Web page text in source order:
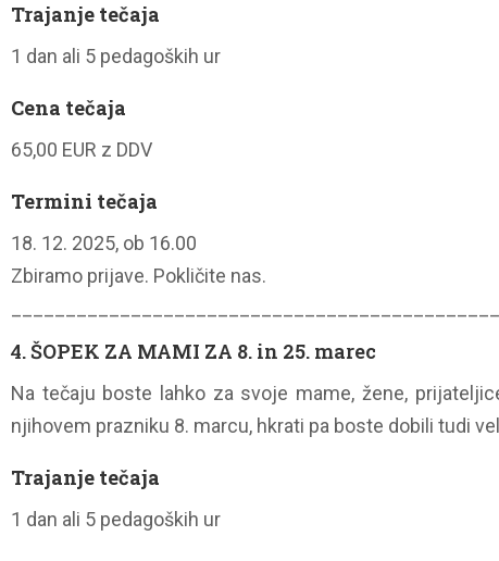
Trajanje tečaja
1 dan ali 5 pedagoških ur
Cena tečaja
65,00 EUR z DDV
Termini tečaja
18. 12. 2025, ob 16.00
Zbiramo prijave. Pokličite nas.
4. ŠOPEK ZA MAMI ZA 8. in 25. marec
Na tečaju boste lahko za svoje mame, žene,
njihovem prazniku 8. marcu, hkrati pa boste dobili tudi
Trajanje tečaja
1 dan ali 5 pedagoških ur